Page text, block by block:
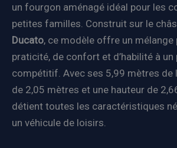
un fourgon aménagé idéal pour les
petites familles. Construit sur le
Ducato, ce modèle offre un
praticité, de confort et d’habilité à un
compétitif. Avec ses 5,99 mètres de
de 2,05 mètres et une hauteur de
détient toutes les caractéristiques
un véhicule de loisirs.